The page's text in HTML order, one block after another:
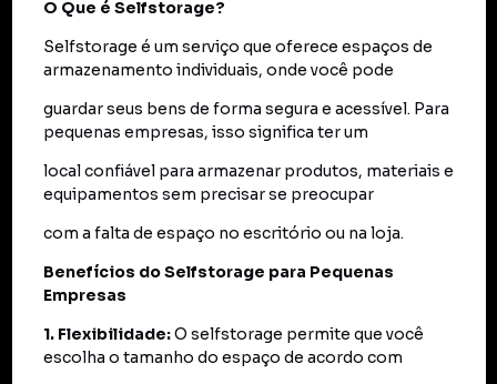
O Que é Selfstorage?
Selfstorage é um serviço que oferece espaços de
armazenamento individuais, onde você pode
guardar seus bens de forma segura e acessível. Para
pequenas empresas, isso significa ter um
local confiável para armazenar produtos, materiais e
equipamentos sem precisar se preocupar
com a falta de espaço no escritório ou na loja.
Benefícios do Selfstorage para Pequenas
Empresas
1. Flexibilidade:O selfstorage permite que você
escolha o tamanho do espaço de acordo com